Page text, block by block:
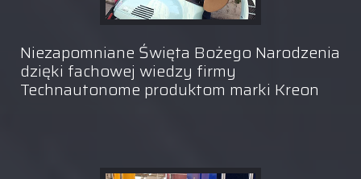
Niezapomniane Święta Bożego Narodzenia
dzięki fachowej wiedzy firmy
Technautonome produktom marki Kreon